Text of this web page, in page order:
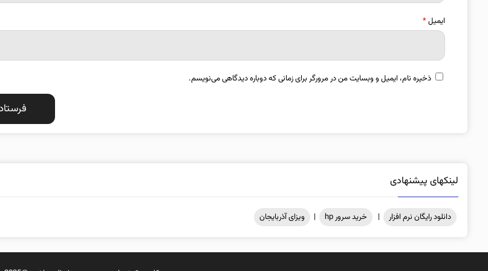
ایمیل*
ذخیره نام، ایمیل و وبسایت من در مرورگر برای زمانی که دوباره دیدگاهی می‌نویسم.
لینکهای پیشنهادی
دانلود رایگان نرم افزار | خرید سرور hp | ویزای آذربایجان